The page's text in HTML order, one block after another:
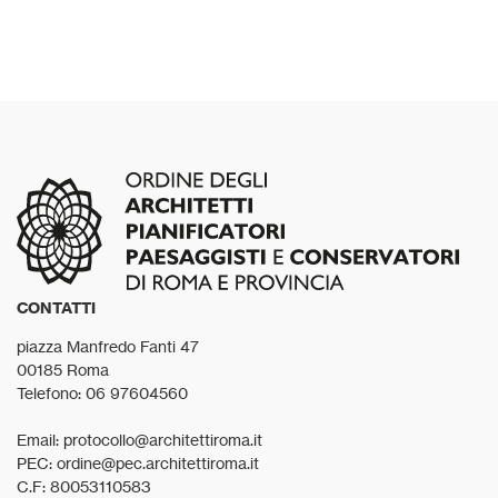
CONTATTI
piazza Manfredo Fanti 47
00185 Roma
Telefono: 06 97604560
Email: protocollo@architettiroma.it
PEC: ordine@pec.architettiroma.it
C.F: 80053110583